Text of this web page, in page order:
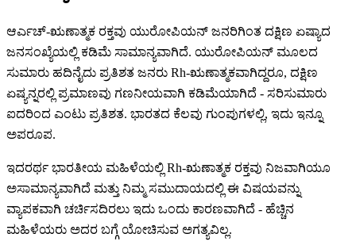
ಆರ್ಎಚ್-ಋಣಾತ್ಮಕ ರಕ್ತವು ಯುರೋಪಿಯನ್ ಜನರಿಗಿಂತ ದಕ್ಷಿಣ ಏಷ್ಯಾದ
ಜನಸಂಖ್ಯೆಯಲ್ಲಿ ಕಡಿಮೆ ಸಾಮಾನ್ಯವಾಗಿದೆ. ಯುರೋಪಿಯನ್ ಮೂಲದ
ಸುಮಾರು ಹದಿನೈದು ಪ್ರತಿಶತ ಜನರು Rh-ಋಣಾತ್ಮಕವಾಗಿದ್ದರೂ, ದಕ್ಷಿಣ
ಏಷ್ಯನ್ನರಲ್ಲಿ ಪ್ರಮಾಣವು ಗಣನೀಯವಾಗಿ ಕಡಿಮೆಯಾಗಿದೆ - ಸರಿಸುಮಾರು
ಐದರಿಂದ ಎಂಟು ಪ್ರತಿಶತ. ಭಾರತದ ಕೆಲವು ಗುಂಪುಗಳಲ್ಲಿ, ಇದು ಇನ್ನೂ
ಅಪರೂಪ.
ಇದರರ್ಥ ಭಾರತೀಯ ಮಹಿಳೆಯಲ್ಲಿ Rh-ಋಣಾತ್ಮಕ ರಕ್ತವು ನಿಜವಾಗಿಯೂ
ಅಸಾಮಾನ್ಯವಾಗಿದೆ ಮತ್ತು ನಿಮ್ಮ ಸಮುದಾಯದಲ್ಲಿ ಈ ವಿಷಯವನ್ನು
ವ್ಯಾಪಕವಾಗಿ ಚರ್ಚಿಸದಿರಲು ಇದು ಒಂದು ಕಾರಣವಾಗಿದೆ - ಹೆಚ್ಚಿನ
ಮಹಿಳೆಯರು ಅದರ ಬಗ್ಗೆ ಯೋಚಿಸುವ ಅಗತ್ಯವಿಲ್ಲ.